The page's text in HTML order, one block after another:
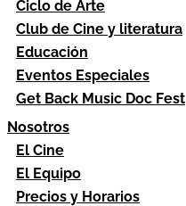
Ciclo de Arte
Club de Cine y literatura
Educación
Eventos Especiales
Get Back Music Doc Fest
Nosotros
El Cine
El Equipo
Precios y Horarios